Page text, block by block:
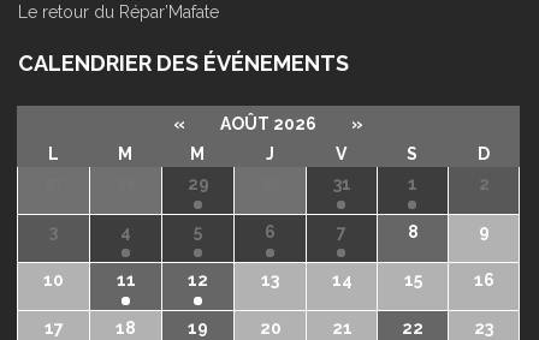
Le retour du Répar’Mafate
CALENDRIER DES ÉVÉNEMENTS
« AOÛT 2026
»
L
M M J V S
D
29 31 1 2
3 4 5 6 7 8 9
10 11 12 13 14 15 16
17 18 19 20 21 22 23